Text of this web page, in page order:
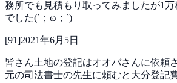
務所でも見積もり取ってみましたが1
でした(´；ω；`)
[91]2021年6月5日
皆さん土地の登記はオオバさんに依頼
元の司法書士の先生に頼むと大分登記